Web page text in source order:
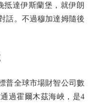
抵達伊斯蘭堡，就伊朗
話。不過穆加達姆隨後
全球市場財智公司數
過霍爾木茲海峽，是4